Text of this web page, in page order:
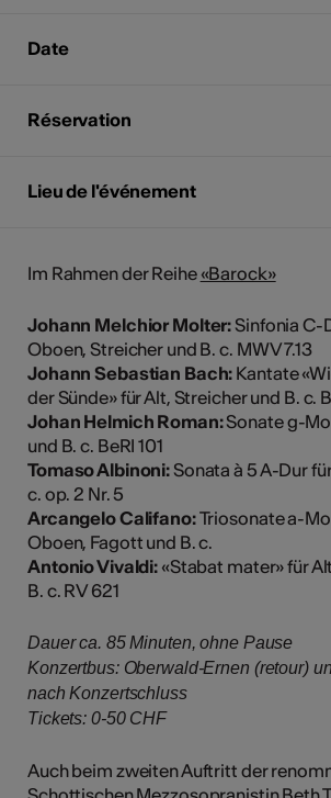
Date
Réservation
Lieu de l'événement
Im Rahmen der Reihe «Barock»
Johann Melchior Molter: Sinfonia C-
Oboen, Streicher und B. c. MWV 7.13
Johann Sebastian Bach: Kantate
der Sünde» für Alt, Streicher und B. c.
Johan Helmich Roman:Sonate g-
und B. c. BeRI 101
Tomaso Albinoni: Sonata à 5 A-Dur
c. op. 2 Nr. 5
Arcangelo Califano:Triosonate a-
Oboen, Fagott und B. c.
Antonio Vivaldi: «Stabat mater» für
B. c. RV 621
Dauer ca. 85 Minuten, ohne Pause
Konzertbus: Oberwald-Ernen (retour)
nach Konzertschluss
Tickets: 0-50 CHF​​​​​​​​​​​​​​​​​​​​​
Auch beim zweiten Auftritt der